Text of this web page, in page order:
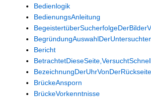
Bedienlogik
BedienungsAnleitung
Bericht
BrückeAnsporn
BrückeVorkenntnisse